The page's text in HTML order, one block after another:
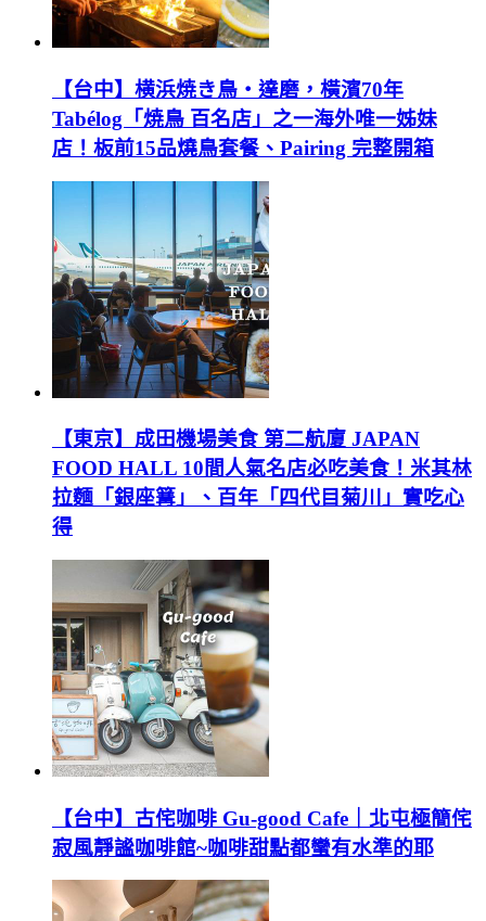
【台中】横浜焼き鳥‧達磨，橫濱70年
Tabélog「焼鳥 百名店」之一海外唯一姊妹
店！板前15品燒鳥套餐、Pairing 完整開箱
【東京】成田機場美食 第二航廈 JAPAN
FOOD HALL 10間人氣名店必吃美食！米其林
拉麵「銀座篝」、百年「四代目菊川」實吃心
得
【台中】古侘咖啡 Gu-good Cafe｜北屯極簡侘
寂風靜謐咖啡館~咖啡甜點都蠻有水準的耶